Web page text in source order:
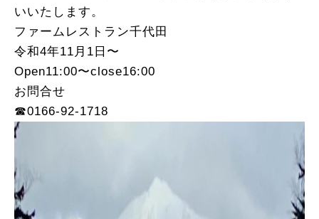
いいたします。
ファームレストラン千代田
令和4年11月1日〜
Open11:00〜close16:00
お問合せ
☎︎0166-92-1718